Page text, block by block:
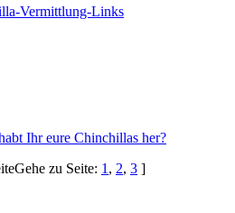
Vermittlung-Links
Ihr eure Chinchillas her?
Gehe zu Seite: 1 , 2, 3 ]